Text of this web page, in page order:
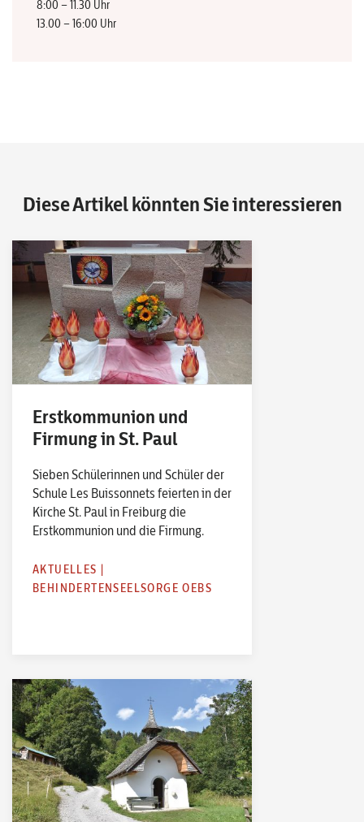
8:00 – 11.30 Uhr
13.00 – 16:00 Uhr
Diese Artikel könnten Sie interessieren
Erstkommunion und
Firmung in St. Paul
Sieben Schülerinnen und Schüler der
Schule Les Buissonnets feierten in der
Kirche St. Paul in Freiburg die
Erstkommunion und die Firmung.
AKTUELLES |
BEHINDERTENSEELSORGE OEBS